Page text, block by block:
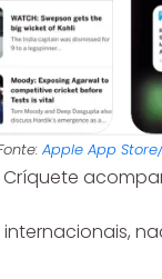
Apple App